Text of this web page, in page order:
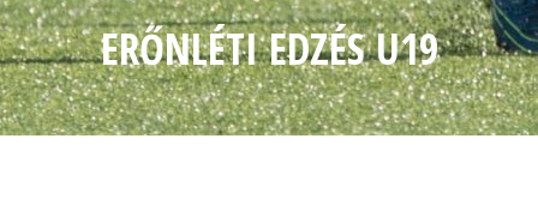
ERŐNLÉTI EDZÉS U19